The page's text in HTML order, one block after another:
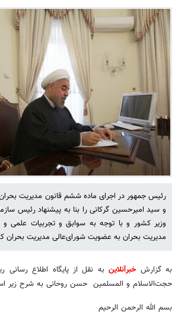
رئیس جمهور در اجرای ماده ششم قانون مدیریت
و سید امیرحسین گرکانی را بنا به پیشنهاد رئیس
وزیر کشور و با توجه به سوابق و تجربیات علمی و
مدیریت بحران به عضویت شورای‌عالی مدیریت بحران
به گزارشخبرآنلاینبه نقل از پایگاه اطلاع
حجت‌الاسلام و المسلمین حسن روحانی به شرح زیر
بسم الله الرحمن الرحیم